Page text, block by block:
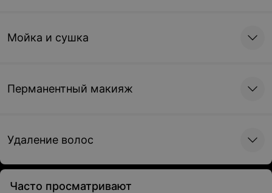
Мойка и сушка
Перманентный макияж
Удаление волос
Часто просматривают